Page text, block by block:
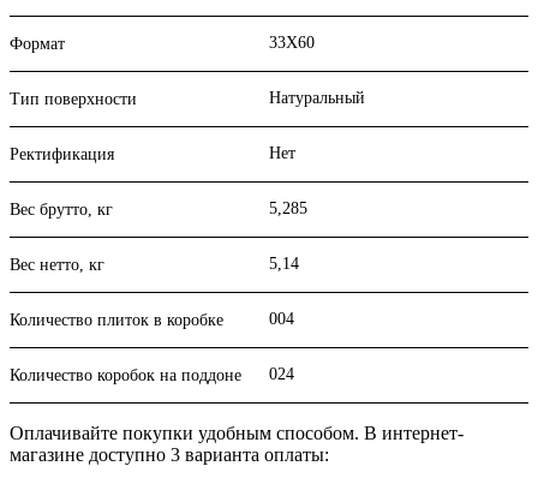
Формат 33X60
Тип поверхности Натуральный
Ректификация Нет
Вес брутто, кг 5,285
Вес нетто, кг 5,14
Количество плиток в коробке 004
Количество коробок на поддоне 024
Оплачивайте покупки удобным способом. В интернет-
магазине доступно 3 варианта оплаты: